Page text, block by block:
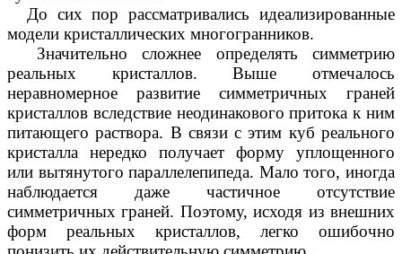
До сих пор рассматривались идеализированные
модели кристаллических многогранников.
Значительно сложнее определять симметрию
реальных кристаллов. Выше отмечалось
неравномерное развитие симметричных граней
кристаллов вследствие неодинакового притока к ним
питающего раствора. В связи с этим куб реального
кристалла нередко получает форму уплощенного
или вытянутого параллелепипеда. Мало того, иногда
наблюдается даже частичное отсутствие
симметричных граней. Поэтому, исходя из внешних
форм реальных кристаллов, легко ошибочно